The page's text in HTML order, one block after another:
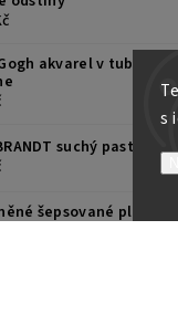
s
akvarel v tube 10ml
suchý pastel /ks
šepsované plátno,